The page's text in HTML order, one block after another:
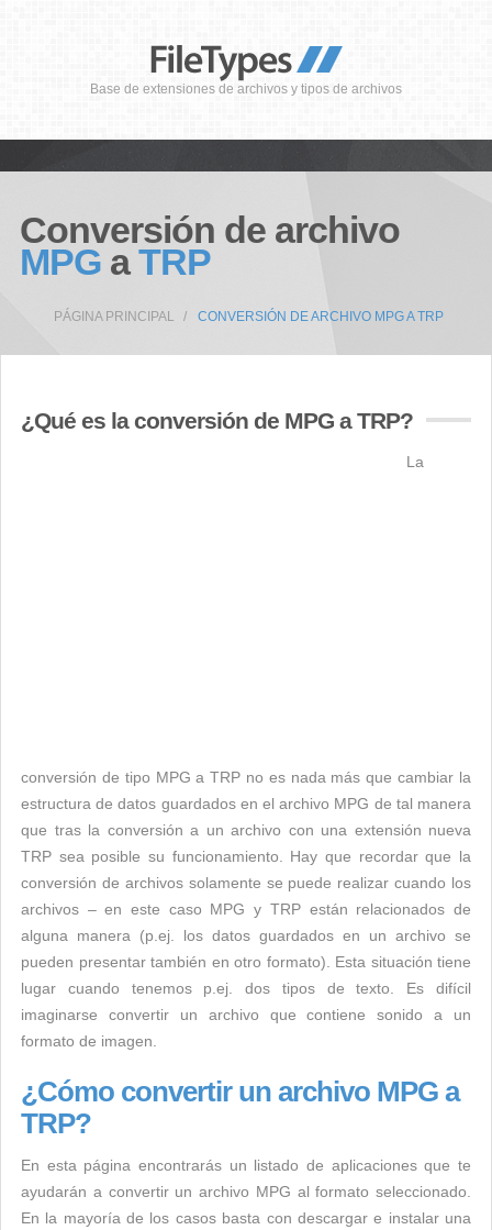
Base de extensiones de archivos y tipos de archivos
Conversión de archivo
MPG aTRP
PÁGINA PRINCIPAL CONVERSIÓN DE ARCHIVO MPG A TRP
¿Qué es la conversión de MPG a TRP?
La
conversión de tipo MPG a TRP no es nada más que cambiar la
estructura de datos guardados en el archivo MPG de tal manera
que tras la conversión a un archivo con una extensión nueva
TRP sea posible su funcionamiento. Hay que recordar que la
conversión de archivos solamente se puede realizar cuando los
archivos – en este caso MPG y TRP están relacionados de
alguna manera (p.ej. los datos guardados en un archivo se
pueden presentar también en otro formato). Esta situación tiene
lugar cuando tenemos p.ej. dos tipos de texto. Es difícil
imaginarse convertir un archivo que contiene sonido a un
formato de imagen.
¿Cómo convertir un archivo MPG a
TRP?
En esta página encontrarás un listado de aplicaciones que te
ayudarán a convertir un archivo MPG al formato seleccionado.
En la mayoría de los casos basta con descargar e instalar una